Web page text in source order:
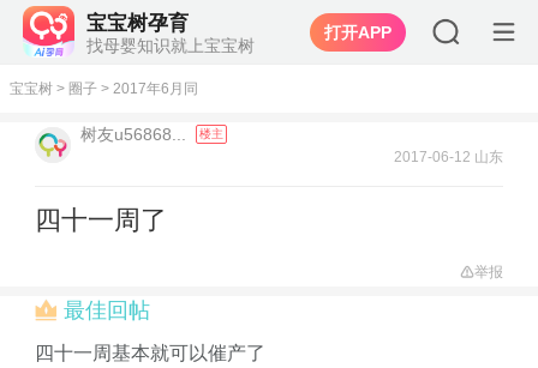
宝宝树孕育
找母婴知识就上宝宝树
打开APP
宝宝树 > 圈子 > 2017年6月同
树友u56868... 楼主
2017-06-12 山东
四十一周了
举报
最佳回帖
四十一周基本就可以催产了